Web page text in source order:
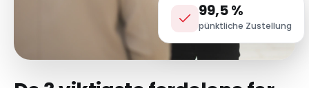
99,5 %
pünktliche Zustellung